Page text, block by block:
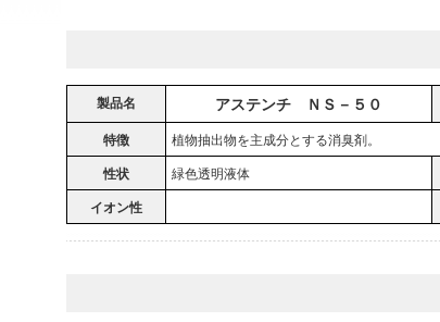
製品名 アステンチ ＮＳ－５０
特徴 植物抽出物を主成分とする消臭剤。
性状 緑色透明液体
イオン性